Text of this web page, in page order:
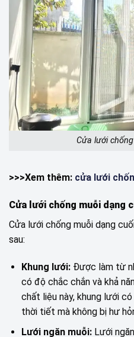
Cửa lưới
>>>Xem thêm: cửa lưới
Cửa lưới chống muỗi dạng
Cửa lưới chống muỗi dạng
sau:
Khung lưới: Được làm từ
có độ chắc chắn và khả
chất liệu này, khung lưới
thời tiết mà không bị hư
Lưới ngăn muỗi: Lưới